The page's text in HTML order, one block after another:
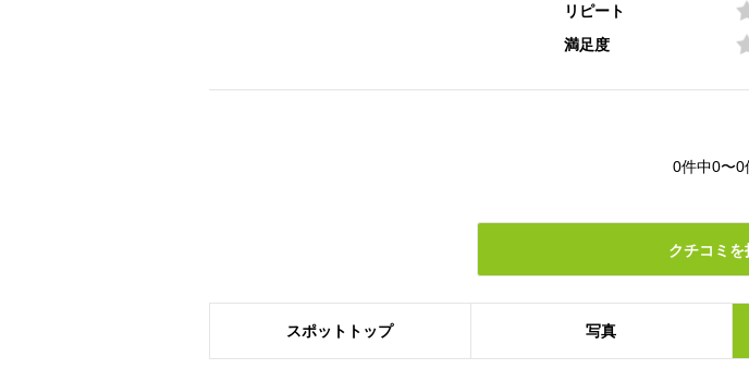
リピート
満足度
0件中0〜0
クチコミを
スポット トップ 写真